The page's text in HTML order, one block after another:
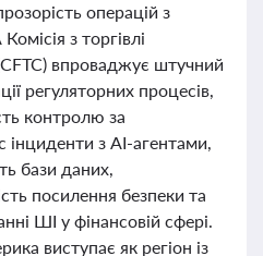
операцій з
з торгівлі
впроваджує штучний
регуляторних процесів,
контролю за
з AI-агентами,
бази даних,
посилення безпеки та
ШІ у фінансовій сфері.
виступає як регіон із